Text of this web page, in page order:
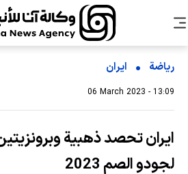
رياضة ایران
06 March 2023 - 13:09
ايران تحصد ذهبية
لجودو الصم 2023